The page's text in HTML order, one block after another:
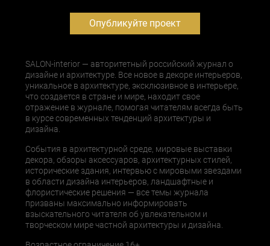
Опубликуйте проект
SALON-interior — авторитетный российский журнал о
дизайне и архитектуре. Все новое в декоре интерьеров,
уникальное в архитектуре, эксклюзивное в интерьере,
что создается в стране и мире, находит свое
отражение в журнале, помогая читателям всегда быть
в курсе современных тенденций архитектуры и
дизайна.
События в архитектурной среде, мировые выставки
декора, обзоры аксессуаров, архитектурных стилей,
исторические здания, интервью с мировыми звездами
в области дизайна интерьеров, ландшафтные и
флористические решения — все темы журнала
призваны максимально информировать
взыскательного читателя об увлекательном и
творческом мире частной архитектуры и дизайна.